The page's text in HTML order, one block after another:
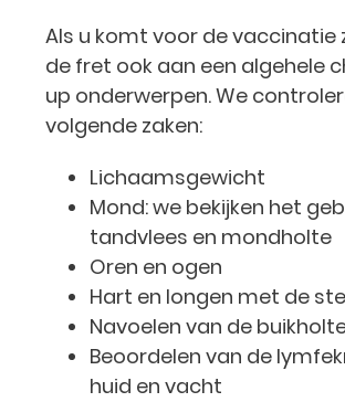
Als u komt voor de vaccinatie
de fret ook aan een algehele
up onderwerpen. We
volgende zaken:
Lichaamsgewicht
Mond: we bekijken het
tandvlees en mondholte
Oren en ogen
Hart en longen met de
Navoelen van de
Beoordelen van de
huid en vacht